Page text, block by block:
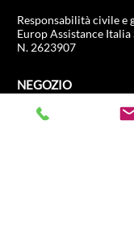
Responsabilità civile e
Europ Assistance Italia
N. 2623907
NEGOZIO
Formula 1
Moto Gp